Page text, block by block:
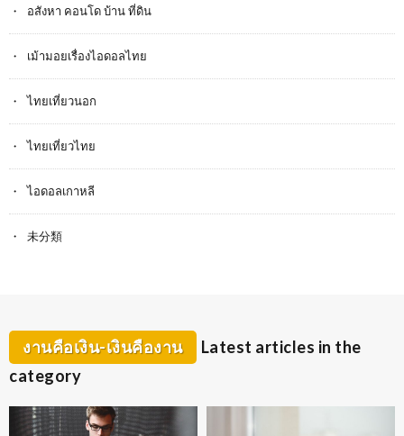
อสังหา คอนโด บ้าน ที่ดิน
เม้ามอยเรื่องไอดอลไทย
ไทยเที่ยวนอก
ไทยเที่ยวไทย
ไอดอลเกาหลี
未分類
งานคือเงิน-เงินคืองาน
Latest articles in the
category